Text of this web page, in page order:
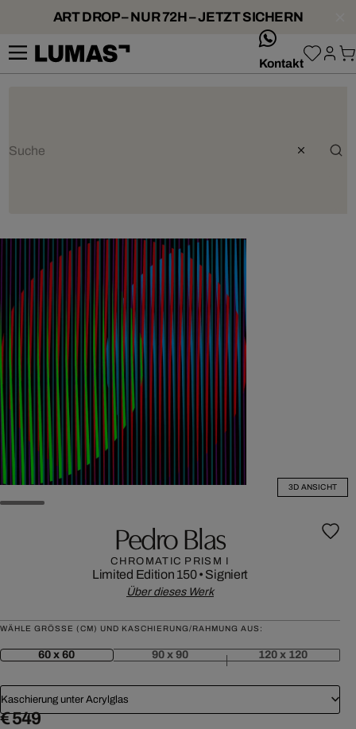
ART DROP – NUR 72H – JETZT SICHERN
Kontakt
3D ANSICHT
Pedro Blas
CHROMATIC PRISM I
Limited Edition 150• Signiert
Über dieses Werk
WÄHLE GRÖSSE (CM) UND KASCHIERUNG/RAHMUNG AUS:
60 x 60 90 x 90 120 x 120
Kaschierung unter Acrylglas
€ 549